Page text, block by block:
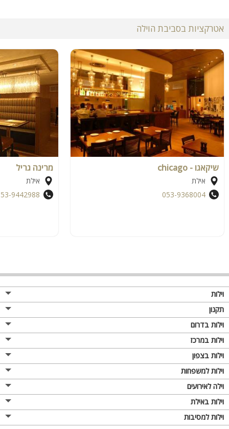
אטרקציות בסביבת הוילה
שיקאגו - chicago
אילת
053-9368004
מרינה גריל
אילת
9442988
וילות
תקנון
וילות בדרום
וילות במרכז
וילות בצפון
וילות למשפחות
וילה לאירועים
וילות באילת
וילות למסיבות